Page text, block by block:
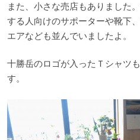
また、小さな売店もありました
する人向けのサポーターや靴下
エアなども並んでいましたよ。
十勝岳のロゴが入ったＴシャツ
す。